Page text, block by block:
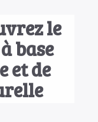
le
base
et de